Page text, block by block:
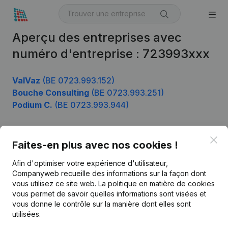
Aperçu des entreprises avec
numéro d'entreprise : 723993xxx
ValVaz (BE 0723.993.152)
Bouche Consulting (BE 0723.993.251)
Podium C. (BE 0723.993.944)
Faites-en plus avec nos cookies !
Afin d'optimiser votre expérience d'utilisateur,
Companyweb recueille des informations sur la façon dont
vous utilisez ce site web. La politique en matière de cookies
vous permet de savoir quelles informations sont visées et
vous donne le contrôle sur la manière dont elles sont
utilisées.
Français
Kantorenpark Everest
Produit
Informations d’entreprise
Monitoring
Recherche internationale